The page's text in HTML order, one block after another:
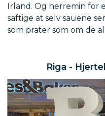
Irland. Og herremin for
saftige at selv sauene
som prater som om de
Riga -